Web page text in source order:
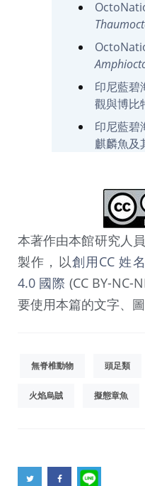
印尼藍碧
觀與博比
印尼藍碧
麒麟魚及
本著作由本館研究人
製作，以創用CC 姓
4.0 國際 (CC BY-NC-
要使用本篇的文字、
無脊椎動物 頭足類
火焰烏賊 擬態章魚